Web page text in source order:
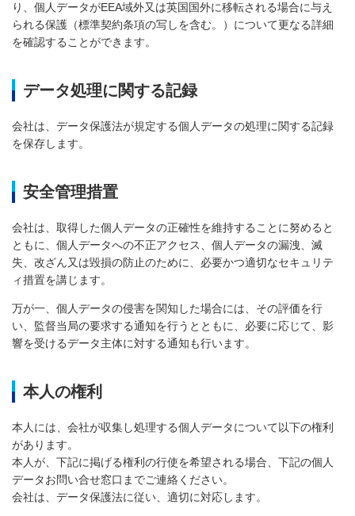
り、個人データがEEA域外又は英国国外に移転される場合に与え
られる保護（標準契約条項の写しを含む。）について更なる詳細
を確認することができます。
データ処理に関する記録
会社は、データ保護法が規定する個人データの処理に関する記録
を保存します。
安全管理措置
会社は、取得した個人データの正確性を維持することに努めると
ともに、個人データへの不正アクセス、個人データの漏洩、滅
失、改ざん又は毀損の防止のために、必要かつ適切なセキュリテ
ィ措置を講じます。
万が一、個人データの侵害を関知した場合には、その評価を行
い、監督当局の要求する通知を行うとともに、必要に応じて、影
響を受けるデータ主体に対する通知も行います。
本人の権利
本人には、会社が収集し処理する個人データについて以下の権利
があります。
本人が、下記に掲げる権利の行使を希望される場合、下記の個人
データお問い合せ窓口までご連絡ください。
会社は、データ保護法に従い、適切に対応します。